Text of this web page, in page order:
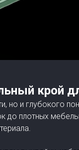
крой
но и глубокого
плотных